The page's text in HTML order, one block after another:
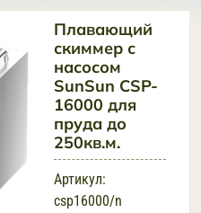
Плавающий
скиммер с
насосом
SunSun CSP-
16000 для
пруда до
250кв.м.
Артикул:
csp16000/n